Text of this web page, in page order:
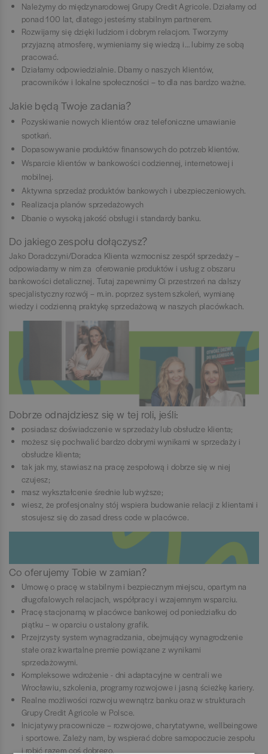
Należymy do międzynarodowej Grupy Credit Agricole. Działamy od
ponad 100 lat, dlatego jesteśmy stabilnym partnerem.
Rozwijamy się dzięki ludziom i dobrym relacjom. Tworzymy
przyjazną atmosferę, wymieniamy się wiedzą i… lubimy ze sobą
pracować.
Działamy odpowiedzialnie. Dbamy o naszych klientów,
pracowników i lokalne społeczności – to dla nas bardzo ważne.
Jakie będą Twoje zadania?
Pozyskiwanie nowych klientów oraz telefoniczne umawianie
spotkań.
Dopasowywanie produktów finansowych do potrzeb klientów.
Wsparcie klientów w bankowości codziennej, internetowej i
mobilnej.
Aktywna sprzedaż produktów bankowych i ubezpieczeniowych.
Realizacja planów sprzedażowych
Dbanie o wysoką jakość obsługi i standardy banku.
Do jakiego zespołu dołączysz?
Jako Doradczyni/Doradca Klienta wzmocnisz zespół sprzedaży –
odpowiadamy w nim za oferowanie produktów i usług z obszaru
bankowości detalicznej. Tutaj zapewnimy Ci przestrzeń na dalszy
specjalistyczny rozwój – m.in. poprzez system szkoleń, wymianę
wiedzy i codzienną praktykę sprzedażową w naszych placówkach.
Dobrze odnajdziesz się w tej roli, jeśli:
posiadasz doświadczenie w sprzedaży lub obsłudze klienta;
możesz się pochwalić bardzo dobrymi wynikami w sprzedaży i
obsłudze klienta;
tak jak my, stawiasz na pracę zespołową i dobrze się w niej
czujesz;
masz wykształcenie średnie lub wyższe;
wiesz, że profesjonalny stój wspiera budowanie relacji z klientami i
stosujesz się do zasad dress code w placówce.
Co oferujemy Tobie w zamian?
Umowę o pracę w stabilnym i bezpiecznym miejscu, opartym na
długofalowych relacjach, współpracy i wzajemnym wsparciu.
Pracę stacjonarną w placówce bankowej od poniedziałku do
piątku – w oparciu o ustalony grafik.
Przejrzysty system wynagradzania, obejmujący wynagrodzenie
stałe oraz kwartalne premie powiązane z wynikami
sprzedażowymi.
Kompleksowe wdrożenie - dni adaptacyjne w centrali we
Wrocławiu, szkolenia, programy rozwojowe i jasną ścieżkę kariery.
Realne możliwości rozwoju wewnątrz banku oraz w strukturach
Grupy Credit Agricole w Polsce.
Inicjatywy pracownicze – rozwojowe, charytatywne, wellbeingowe
i sportowe. Zależy nam, by wspierać dobre samopoczucie zespołu
i robić razem coś dobrego.